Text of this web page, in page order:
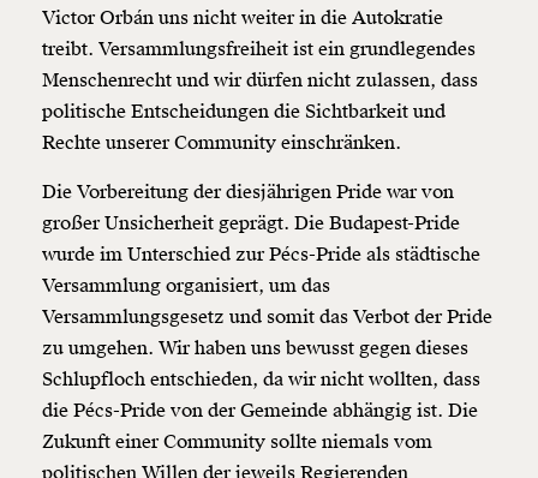
Victor Orbán uns nicht weiter in die Autokratie
treibt. Versammlungsfreiheit ist ein grundlegendes
Menschenrecht und wir dürfen nicht zulassen, dass
politische Entscheidungen die Sichtbarkeit und
Rechte unserer Community einschränken.
Die Vorbereitung der diesjährigen Pride war von
großer Unsicherheit geprägt. Die Budapest-Pride
wurde im Unterschied zur Pécs-Pride als städtische
Versammlung organisiert, um das
Versammlungsgesetz und somit das Verbot der Pride
zu umgehen. Wir haben uns bewusst gegen dieses
Schlupfloch entschieden, da wir nicht wollten, dass
die Pécs-Pride von der Gemeinde abhängig ist. Die
Zukunft einer Community sollte niemals vom
politischen Willen der jeweils Regierenden